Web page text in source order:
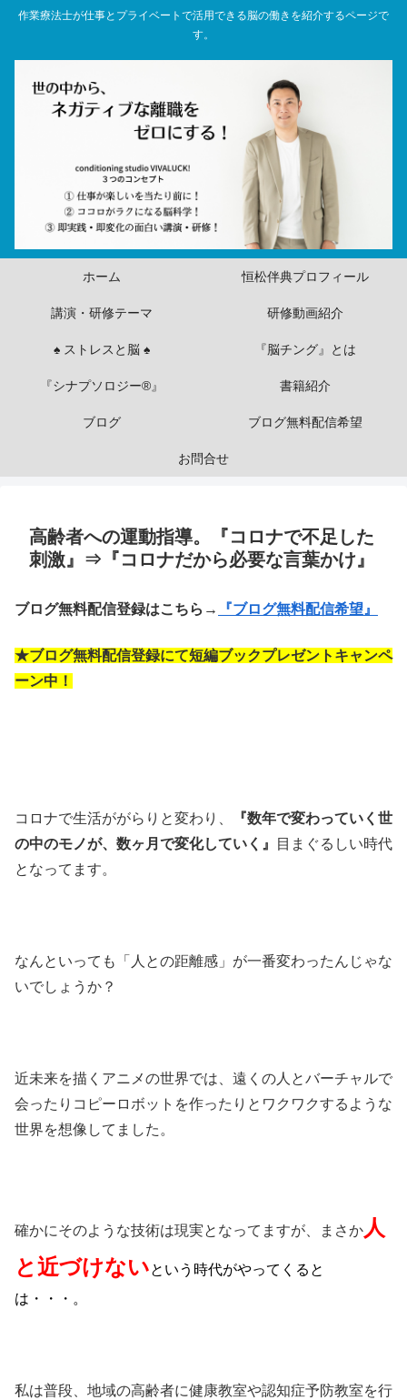
作業療法士が仕事とプライベートで活用できる脳の働きを紹介するページで
す。
ホーム 恒松伴典プロフィール
講演・研修テーマ 研修動画紹介
♠ ストレスと脳 ♠ 『脳チング』とは
『シナプソロジー®』 書籍紹介
ブログ ブログ無料配信希望
お問合せ
高齢者への運動指導。『コロナで不足した
刺激』⇒『コロナだから必要な言葉かけ』
ブログ無料配信登録はこちら→ 『ブログ無料配信希望』
★ブログ無料配信登録にて短編ブックプレゼントキャンペ
ーン中！
コロナで生活ががらりと変わり、
『数年で変わっていく世
の中のモノが、数ヶ月で変化していく』
目まぐるしい時代
となってます。
なんといっても「人との距離感」が一番変わったんじゃな
いでしょうか？
近未来を描くアニメの世界では、遠くの人とバーチャルで
会ったりコピーロボットを作ったりとワクワクするような
世界を想像してました。
確かにそのような技術は現実となってますが、まさか 人
と近づけないという時代がやってくると
は・・・。
私は普段、地域の高齢者に健康教室や認知症予防教室を行